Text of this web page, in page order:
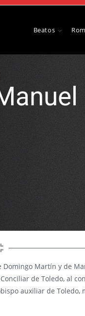
Beatos
Domingo Martín y de
de Toledo, al
auxiliar de Toledo,